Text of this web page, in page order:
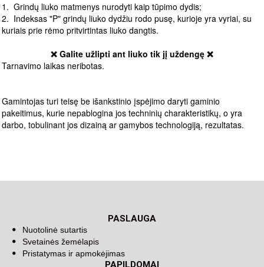
1. Grindų liuko matmenys nurodyti kaip tūpimo dydis;
2. Indeksas "P" grindų liuko dydžiu rodo pusę, kurioje yra vyriai, su
kuriais prie rėmo pritvirtintas liuko dangtis.
❌ Galite užlipti ant liuko tik jį uždengę ❌
Tarnavimo laikas neribotas.
Gamintojas turi teisę be išankstinio įspėjimo daryti gaminio
pakeitimus, kurie nepablogina jos techninių charakteristikų, o yra
darbo, tobulinant jos dizainą ar gamybos technologiją, rezultatas.
PASLAUGA
Nuotolinė sutartis
Svetainės žemėlapis
Pristatymas ir apmokėjimas